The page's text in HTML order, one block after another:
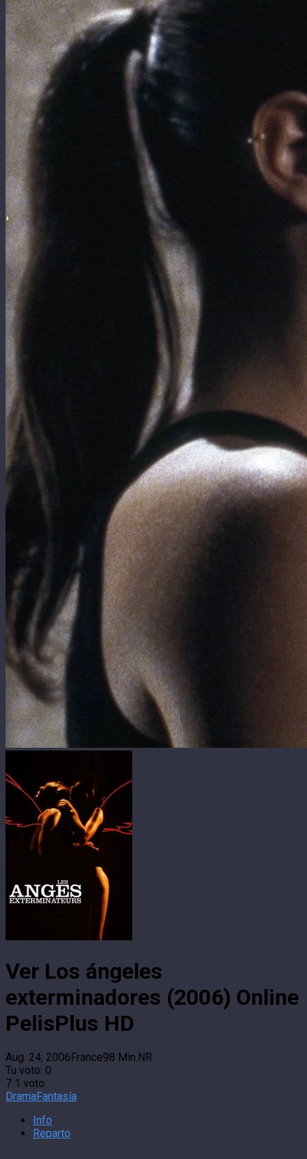
Ver Los ángeles
exterminadores (2006) Online
PelisPlus HD
Aug. 24, 2006France98 Min.NR
Tu voto: 0
7 1 voto
DramaFantasía
Info
Reparto